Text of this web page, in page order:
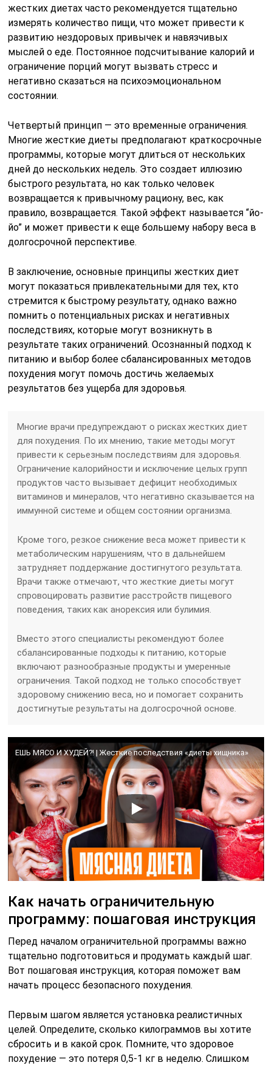
жестких диетах часто рекомендуется тщательно
измерять количество пищи, что может привести к
развитию нездоровых привычек и навязчивых
мыслей о еде. Постоянное подсчитывание калорий и
ограничение порций могут вызвать стресс и
негативно сказаться на психоэмоциональном
состоянии.
Четвертый принцип — это временные ограничения.
Многие жесткие диеты предполагают краткосрочные
программы, которые могут длиться от нескольких
дней до нескольких недель. Это создает иллюзию
быстрого результата, но как только человек
возвращается к привычному рациону, вес, как
правило, возвращается. Такой эффект называется “йо-
йо” и может привести к еще большему набору веса в
долгосрочной перспективе.
В заключение, основные принципы жестких диет
могут показаться привлекательными для тех, кто
стремится к быстрому результату, однако важно
помнить о потенциальных рисках и негативных
последствиях, которые могут возникнуть в
результате таких ограничений. Осознанный подход к
питанию и выбор более сбалансированных методов
похудения могут помочь достичь желаемых
результатов без ущерба для здоровья.
Многие врачи предупреждают о рисках жестких диет
для похудения. По их мнению, такие методы могут
привести к серьезным последствиям для здоровья.
Ограничение калорийности и исключение целых групп
продуктов часто вызывает дефицит необходимых
витаминов и минералов, что негативно сказывается на
иммунной системе и общем состоянии организма.
Кроме того, резкое снижение веса может привести к
метаболическим нарушениям, что в дальнейшем
затрудняет поддержание достигнутого результата.
Врачи также отмечают, что жесткие диеты могут
спровоцировать развитие расстройств пищевого
поведения, таких как анорексия или булимия.
Вместо этого специалисты рекомендуют более
сбалансированные подходы к питанию, которые
включают разнообразные продукты и умеренные
ограничения. Такой подход не только способствует
здоровому снижению веса, но и помогает сохранить
достигнутые результаты на долгосрочной основе.
ЕШЬ МЯСО И ХУДЕЙ?! | Жесткие последствия «диеты хищника»
Как начать ограничительную
программу: пошаговая инструкция
Перед началом ограничительной программы важно
тщательно подготовиться и продумать каждый шаг.
Вот пошаговая инструкция, которая поможет вам
начать процесс безопасного похудения.
Первым шагом является установка реалистичных
целей. Определите, сколько килограммов вы хотите
сбросить и в какой срок. Помните, что здоровое
похудение — это потеря 0,5-1 кг в неделю. Слишком